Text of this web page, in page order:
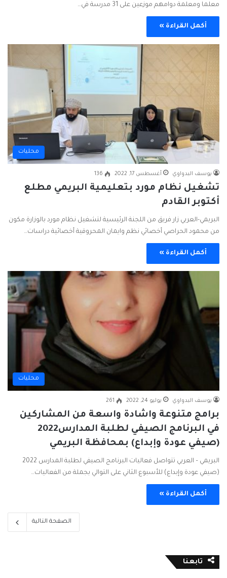
معلما ومعلمة دوامهم موزعين على 31 مدرسة في…
أكمل القراءة »
محليات
يوسف البدواوي أغسطس 17, 2022 136
تشغيل نظام مورد بتعليمية البريمي مطلع
أكتوبر القادم
البريمي-العربي زار فريق من اللجنة الرئيسية لتشغيل نظام مورد بالوزارة مكون
من محمود الحراصي أخصائي نظم وايمان المحروقية أخصائية دراسات…
أكمل القراءة »
محليات
يوسف البدواوي يوليو 24, 2022 261
برامج متنوعة واشادة واسعة من المشاركين
في البرنامج الصيفي لطلبة المدارس2022
(صيفي عودة وإبداع) بمحافظة البريمي
البريمي – العربي تتواصل فعاليات البرنامج الصيفي لطلبة المدارس 2022
(صيفي عودة وإبداع) للأسبوع الثاني على التوالي بجملة من الفعاليات…
أكمل القراءة »
الصفحة التالية
تابعنا